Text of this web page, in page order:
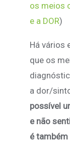
os meios
e a DOR)
Há vários
que os
a dor/
possível
e não
é